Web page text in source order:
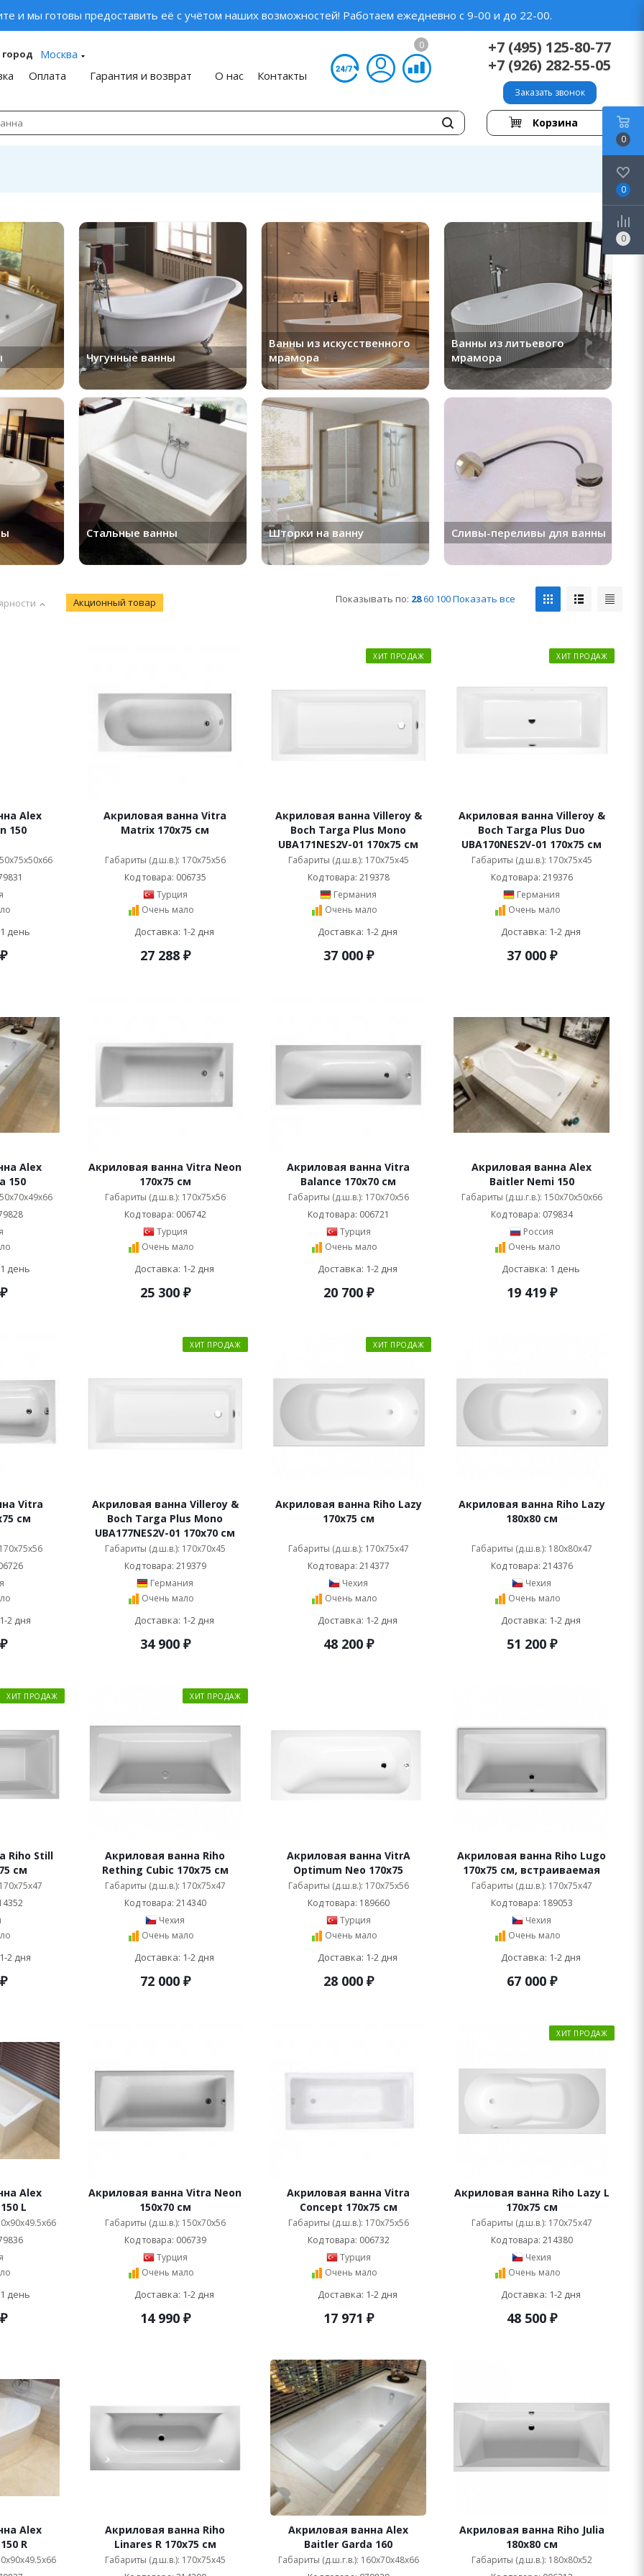
и мы готовы предоставить её с учётом наших возможностей! Работаем ежедневно с 9-00 и до 22-00.
Москва
Оплата Гарантия и возврат О нас Контакты
0
+7 (495) 125-80-77
+7 (926) 282-55-05
Заказать звонок
Корзина
Чугунные ванны
Ванны из искусственного
мрамора
Ванны из литьевого
мрамора
Стальные ванны Шторки на ванну Сливы-переливы для ванны
Акционный товар Показывать по: 28 60 100Показать все
Alex
150
день
Акриловая ванна Vitra
Matrix 170x75 см
Габариты (д.ш.в.): 170x75x56
Код товара: 006735
Турция
Очень мало
Доставка: 1-2 дня
27 288₽
ХИТ ПРОДАЖ
Акриловая ванна Villeroy &
Boch Targa Plus Mono
UBA171NES2V-01 170x75 см
Габариты (д.ш.в.): 170x75x45
Код товара: 219378
Германия
Очень мало
Доставка: 1-2 дня
37 000₽
ХИТ ПРОДАЖ
Акриловая ванна Villeroy &
Boch Targa Plus Duo
UBA170NES2V-01 170x75 см
Габариты (д.ш.в.): 170x75x45
Код товара: 219376
Германия
Очень мало
Доставка: 1-2 дня
37 000₽
Alex
150
день
Акриловая ванна Vitra Neon
170x75 см
Габариты (д.ш.в.): 170x75x56
Код товара: 006742
Турция
Очень мало
Доставка: 1-2 дня
25 300₽
Акриловая ванна Vitra
Balance 170x70 см
Габариты (д.ш.в.): 170x70x56
Код товара: 006721
Турция
Очень мало
Доставка: 1-2 дня
20 700₽
Акриловая ванна Alex
Baitler Nemi 150
Габариты (д.ш.г.в.): 150x70x50x66
Код товара: 079834
Россия
Очень мало
Доставка: 1 день
19 419₽
Vitra
см
2 дня
ХИТ ПРОДАЖ
Акриловая ванна Villeroy &
Boch Targa Plus Mono
UBA177NES2V-01 170x70 см
Габариты (д.ш.в.): 170x70x45
Код товара: 219379
Германия
Очень мало
Доставка: 1-2 дня
34 900₽
ХИТ ПРОДАЖ
Акриловая ванна Riho Lazy
170x75 см
Габариты (д.ш.в.): 170x75x47
Код товара: 214377
Чехия
Очень мало
Доставка: 1-2 дня
48 200₽
Акриловая ванна Riho Lazy
180x80 см
Габариты (д.ш.в.): 180x80x47
Код товара: 214376
Чехия
Очень мало
Доставка: 1-2 дня
51 200₽
ХИТ ПРОДАЖ
Riho Still
см
2 дня
ХИТ ПРОДАЖ
Акриловая ванна Riho
Rething Cubic 170x75 см
Габариты (д.ш.в.): 170x75x47
Код товара: 214340
Чехия
Очень мало
Доставка: 1-2 дня
72 000₽
Акриловая ванна VitrA
Optimum Neo 170x75
Габариты (д.ш.в.): 170x75x56
Код товара: 189660
Турция
Очень мало
Доставка: 1-2 дня
28 000₽
Акриловая ванна Riho Lugo
170x75 см, встраиваемая
Габариты (д.ш.в.): 170x75x47
Код товара: 189053
Чехия
Очень мало
Доставка: 1-2 дня
67 000₽
Alex
L
день
Акриловая ванна Vitra Neon
150x70 см
Габариты (д.ш.в.): 150x70x56
Код товара: 006739
Турция
Очень мало
Доставка: 1-2 дня
14 990₽
Акриловая ванна Vitra
Concept 170x75 см
Габариты (д.ш.в.): 170x75x56
Код товара: 006732
Турция
Очень мало
Доставка: 1-2 дня
17 971 ₽
ХИТ ПРОДАЖ
Акриловая ванна Riho Lazy L
170x75 см
Габариты (д.ш.в.): 170x75x47
Код товара: 214380
Чехия
Очень мало
Доставка: 1-2 дня
48 500₽
Alex
R
Акриловая ванна Riho
Linares R 170x75 см
Габариты (д.ш.в.): 170x75x45
Акриловая ванна Alex
Baitler Garda 160
Габариты (д.ш.г.в.): 160x70x48x66
Акриловая ванна Riho Julia
180x80 см
Габариты (д.ш.в.): 180x80x52
0
0
0